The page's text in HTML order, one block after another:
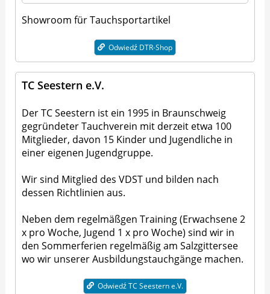
Showroom für Tauchsportartikel
Odwiedź DTR-Shop
TC Seestern e.V.
Der TC Seestern ist ein 1995 in Braunschweig
gegründeter Tauchverein mit derzeit etwa 100
Mitglieder, davon 15 Kinder und Jugendliche in
einer eigenen Jugendgruppe.
Wir sind Mitglied des VDST und bilden nach
dessen Richtlinien aus.
Neben dem regelmäßgen Training (Erwachsene 2
x pro Woche, Jugend 1 x pro Woche) sind wir in
den Sommerferien regelmäßig am Salzgittersee
wo wir unserer Ausbildungstauchgänge machen.
Odwiedź TC Seestern e.V.